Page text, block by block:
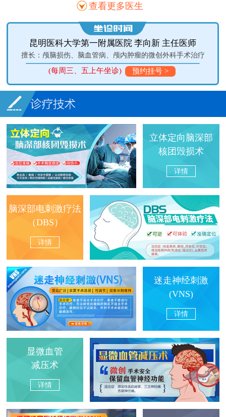
查看更多医生
昆明医科大学第一附属医院 李向新 主任医师
擅长：颅脑损伤、脑血管病、颅内肿瘤的微创外科手术治疗
(每周三、五上午坐诊) 预约挂号 >
立体定向脑深部
核团毁损术
详情
脑深部电刺激疗法
（DBS）
详情
迷走神经刺激
(VNS)
详情
显微血管
减压术
详情